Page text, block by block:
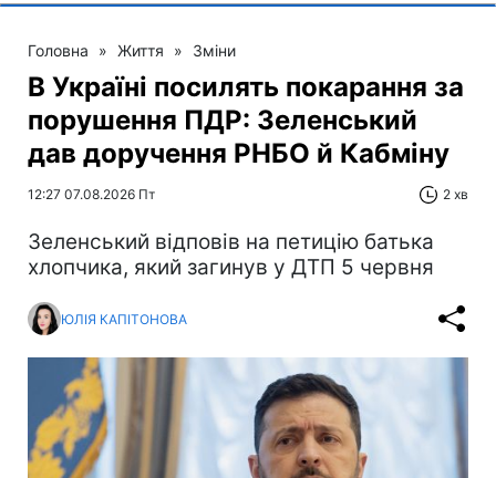
Головна » Життя » Зміни
В Україні посилять покарання за
порушення ПДР: Зеленський
дав доручення РНБО й Кабміну
12:27 07.08.2026 Пт 2 хв
Зеленський відповів на петицію батька
хлопчика, який загинув у ДТП 5 червня
ЮЛІЯ КАПІТОНОВА